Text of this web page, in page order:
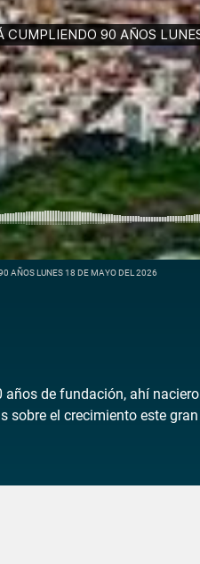
AÑOS LUNES 18 DE MAYO DEL 2026
de fundación, ahí
sobre el crecimiento este